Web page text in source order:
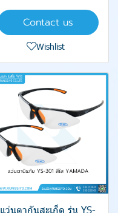
Contact us
Wishlist
แว่นตากันสะเก็ด รุ่น YS-